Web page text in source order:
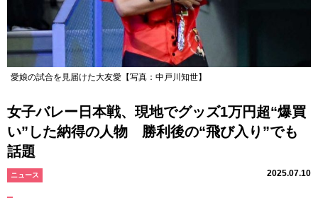
愛娘の試合を見届けた大友愛【写真：中戸川知世】
女子バレー日本戦、現地でグッズ1万円超“爆買
い”した納得の人物 勝利後の“飛び入り”でも
話題
ニュース 2025.07.10